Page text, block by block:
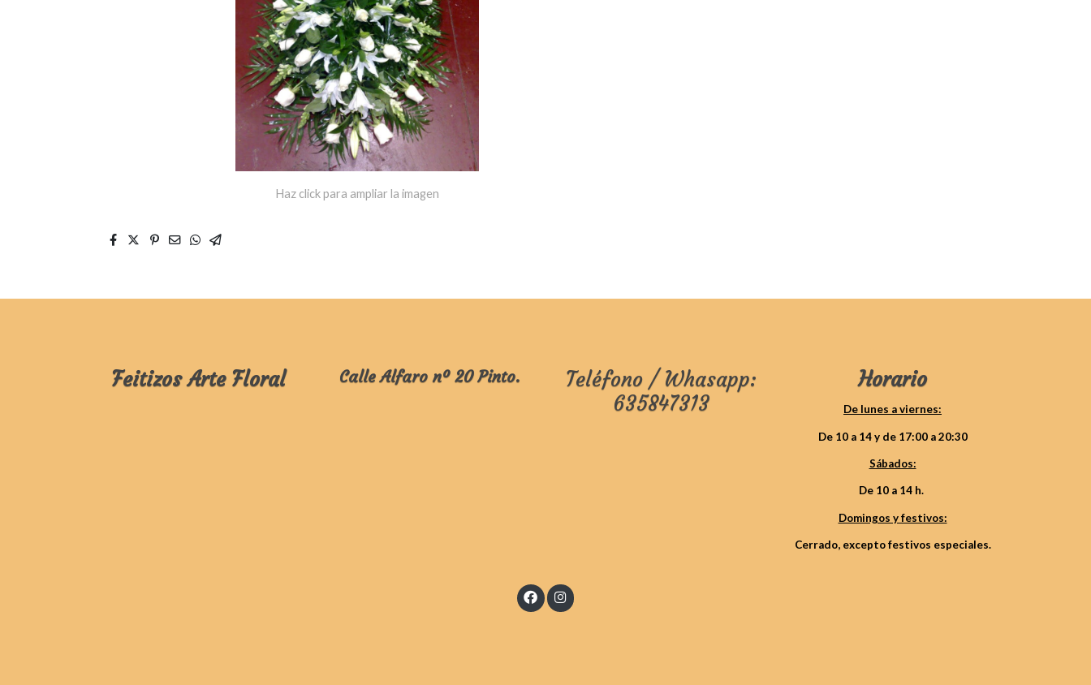
Haz click para ampliar la imagen
Feitizos Arte Floral Calle Alfaro nº 20 Pinto.
Teléfono / Whasapp:
635847313
Horario
De lunes a viernes:
De 10 a 14 y de 17:00 a 20:30
Sábados:
De 10 a 14 h.
Domingos y festivos:
Cerrado, excepto festivos especiales.